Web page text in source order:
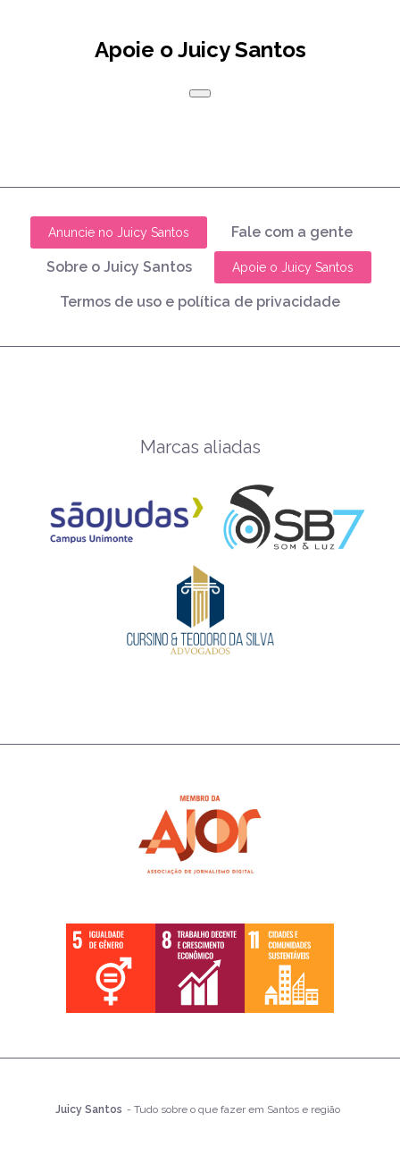
Apoie o Juicy Santos
Anuncie no Juicy Santos Fale com a gente
Sobre o Juicy Santos Apoie o Juicy Santos
Termos de uso e política de privacidade
Marcas aliadas
Juicy Santos - Tudo sobre o que fazer em Santos e região